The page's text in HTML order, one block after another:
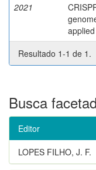
2021
Resultado 1-1 de 1.
Busca
Editor
LOPES FILHO, J. F.